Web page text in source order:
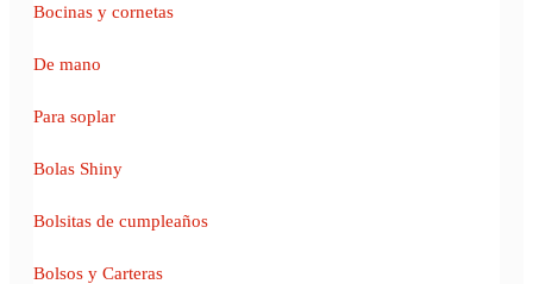
Bocinas y cornetas
De mano
Para soplar
Bolas Shiny
Bolsitas de cumpleaños
Bolsos y Carteras